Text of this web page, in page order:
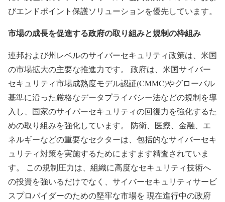
びエンドポイント保護ソリューションを優先しています。
市場の成長を促進する政府の取り組みと規制の枠組み
連邦および州レベルのサイバーセキュリティ政策は、米国
の市場拡大の主要な推進力です。 政府は、米国サイバー
セキュリティ市場成熟度モデル認証(CMMC)やグローバル
基準に沿った厳格なデータプライバシー法などの規制を導
入し、国家のサイバーセキュリティの回復力を強化するた
めの取り組みを強化しています。 防衛、医療、金融、エ
ネルギーなどの重要なセクターは、包括的なサイバーセキ
ュリティ対策を実施するためにますます精査されていま
す。 この規制圧力は、組織に高度なセキュリティ技術へ
の投資を強いるだけでなく、サイバーセキュリティサービ
スプロバイダーのための堅牢な市場を 現在進行中の政府